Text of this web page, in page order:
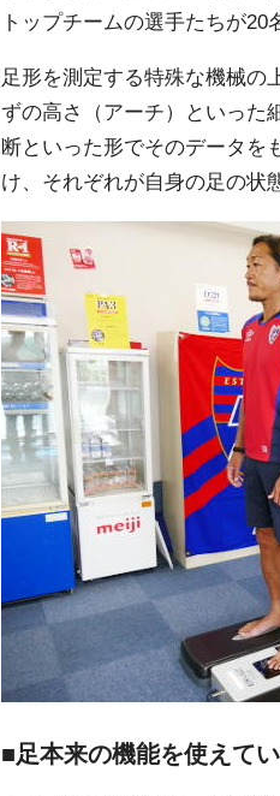
トップチームの選手たちが20
足形を測定する特殊な機械の
ずの高さ（アーチ）といった
断といった形でそのデータを
け、それぞれが自身の足の状
■足本来の機能を使えて